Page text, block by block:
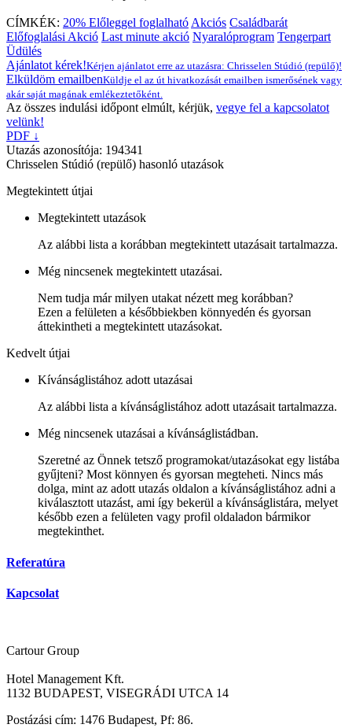
CÍMKÉK: 20% Előleggel foglalható Akciós Családbarát
Előfoglalási Akció Last minute akció Nyaralóprogram Tengerpart
Üdülés
Ajánlatot kérek!Kérjen ajánlatot erre az utazásra: Chrisselen Stúdió (repülő)!
Elküldöm emailbenKüldje el az út hivatkozását emailben ismerősének vagy
akár saját magának emlékeztetőként.
Az összes indulási időpont elmúlt, kérjük, vegye fel a kapcsolatot
velünk!
PDF ↓
Utazás azonosítója: 194341
Chrisselen Stúdió (repülő) hasonló utazások
Megtekintett útjai
Megtekintett utazások
Az alábbi lista a korábban megtekintett utazásait tartalmazza.
Még nincsenek megtekintett utazásai.
Nem tudja már milyen utakat nézett meg korábban?
Ezen a felületen a későbbiekben könnyedén és gyorsan
áttekintheti a megtekintett utazásokat.
Kedvelt útjai
Kívánságlistához adott utazásai
Az alábbi lista a kívánságlistához adott utazásait tartalmazza.
Még nincsenek utazásai a kívánságlistádban.
Szeretné az Önnek tetsző programokat/utazásokat egy listába
gyűjteni? Most könnyen és gyorsan megteheti. Nincs más
dolga, mint az adott utazás oldalon a kívánságlistához adni a
kiválasztott utazást, ami így bekerül a kívánságlistára, melyet
később ezen a felületen vagy profil oldaladon bármikor
megtekinthet.
Referatúra
Kapcsolat
Cartour Group
Hotel Management Kft.
1132 BUDAPEST, VISEGRÁDI UTCA 14
Postázási cím: 1476 Budapest, Pf: 86.